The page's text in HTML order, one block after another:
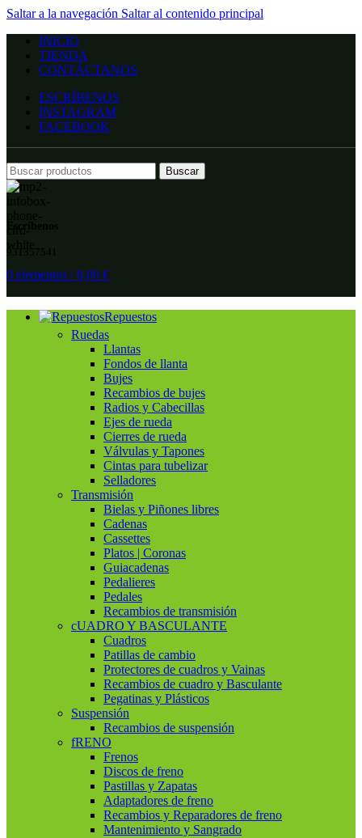
Saltar a la navegación Saltar al contenido principal
INICIO
TIENDA
CONTÁCTANOS
ESCRÍBENOS
INSTAGRAM
FACEBOOK
Buscar
Escríbenos
931357541
0 elementos / 0,00 €
Repuestos
Ruedas
Llantas
Fondos de llanta
Bujes
Recambios de bujes
Radios y Cabecillas
Ejes de rueda
Cierres de rueda
Válvulas y Tapones
Cintas para tubelizar
Selladores
Transmisión
Bielas y Piñones libres
Cadenas
Cassettes
Platos | Coronas
Guiacadenas
Pedalieres
Pedales
Recambios de transmisión
cUADRO Y BASCULANTE
Cuadros
Patillas de cambio
Protectores de cuadros y Vainas
Recambios de cuadro y Basculante
Pegatinas y Plásticos
Suspensión
Recambios de suspensión
fRENO
Frenos
Discos de freno
Pastillas y Zapatas
Adaptadores de freno
Recambios y Reparadores de freno
Mantenimiento y Sangrado